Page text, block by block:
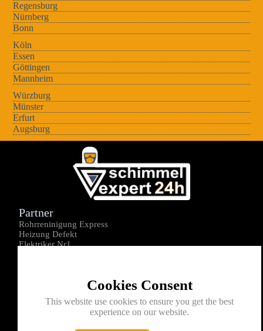
Regensburg
Nürnberg
Bonn
Köln
Essen
Göttingen
Mannheim
Würzburg
Münster
Erfurt
Augsburg
Cookies Consent
This website use cookies to ensure you get the best
experience on our website.
Partner
Rohrreninigung Express
Heizung Defekt
Elektriker Nr1
Kontakt